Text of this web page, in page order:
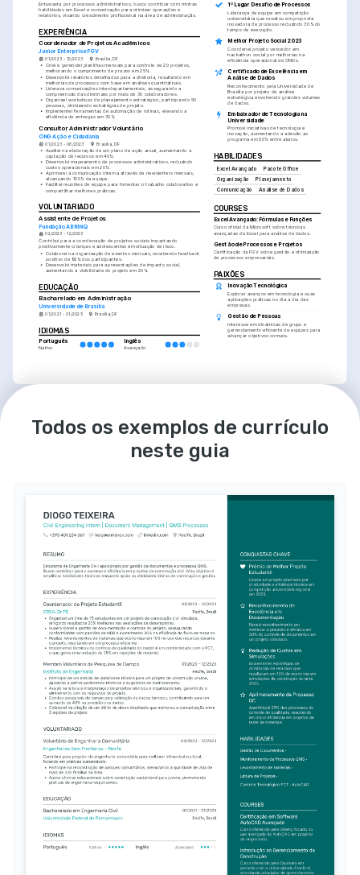
Entusiasta por processos administrativos, busco contribuir com minhas
habilidades em Excel e comunicação para otimizar operações e
relatórios, visando crescimento profissional na área de administração.
EXPERIÊNCIA
Coordenador de Projetos Acadêmicos
Junior Enterprise FGV
01/2023 - 12/2023 Brasília, DF
• Criei e gerenciei planilhas mensais para controle de 20 projetos,
melhorando o cumprimento de prazos em 25%.
• Desenvolvi relatórios detalhados para a diretoria, resultando em
melhorias de processos com base em análises quantitativas.
• Liderava comunicações interdepartamentais, assegurando a
compreensão das diretrizes por mais de 30 colaboradores.
• Organizei workshops de planejamento estratégico, participando 50
pessoas, otimizando estratégias de projeto.
• Implementei ferramentas de automação de rotinas, elevando a
eficiência de entregas em 30%.
Consultor Administrador Voluntário
ONG Ação e Cidadania
01/2023 - 06/2023 Brasília, DF
• Auxiliei na elaboração de um plano de ação anual, aumentando a
captação de recursos em 40%.
• Desenvolvi mapeamento de processos administrativos, reduzindo
custos operacionais em 20%.
• Aprimorei a comunicação interna através de newsletters mensais,
alcançando 100% da equipe.
• Facilitei reuniões de equipe para fomentar o trabalho colaborativo e
compartilhar melhores práticas.
VOLUNTARIADO
Assistente de Projetos
Fundação ABRINQ
02/2023 - 12/2023
Contribuí para a coordenação de projetos sociais impactando
positivamente crianças e adolescentes em situação de risco.
• Colaborei na organização de eventos mensais, recebendo feedback
positivo de 95% dos participantes.
• Desenvolvi materiais para apresentações de impacto social,
aumentando a visibilidade do projeto em 20%.
EDUCAÇÃO
Bacharelado em Administração
Universidade de Brasília
01/2021 - 01/2025 Brasília, DF
IDIOMAS
Português
Nativo
Inglês
Avançado
1º Lugar Desafio de Processos
Liderança de equipe em competição
universitária que resultou em proposta
inovadora de processo reduzindo 30% do
tempo de execução.
Melhor Projeto Social 2023
Coordenei projeto vencedor em
hackathon social por melhorias na
eficiência operacional de ONGs.
Certificado de Excelência em
Análise de Dados
Reconhecimento pela Universidade de
Brasília por projeto de análise
estratégica envolvendo grandes volumes
de dados.
Embaixador de Tecnologia na
Universidade
Promovi iniciativas de tecnologia e
inovação, aumentando a adesão ao
programa em 50% entre alunos.
HABILIDADES
Excel Avançado
Pacote Office
Organização
Planejamento
Comunicação
Análise de Dados
COURSES
Excel Avançado: Fórmulas e Funções
Curso oficial da Microsoft sobre técnicas
avançadas de Excel para análise de dados.
Gestão de Processos e Projetos
Certificação da FGV sobre gestão e otimização
de processos empresariais.
PAIXÕES
Inovação Tecnológica
Explorar avanços em tecnologia e suas
aplicações práticas no dia a dia das
empresas.
Gestão de Pessoas
Interesse em dinâmicas de grupo e
gerenciamento eficiente de equipes para
alcançar objetivos comuns.
Esportes ao Ar Livre
Participação em atividades que
Todos os exemplos de currículo
neste guia